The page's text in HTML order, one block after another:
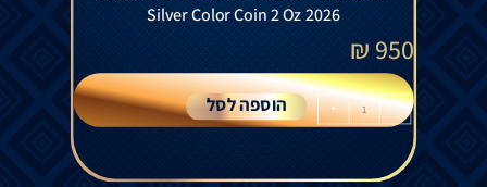
Silver Color Coin 2 Oz 2026
950
₪
-
+ הוספה לסל